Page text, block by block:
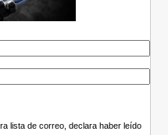
lista de correo, declara haber leído